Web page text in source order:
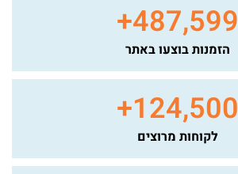
487,599
+
הזמנות בוצעו באתר
124,500
+
לקוחות מרוצים